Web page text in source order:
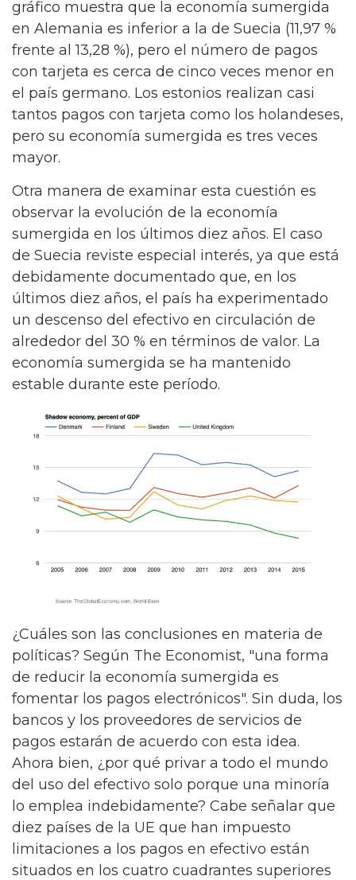
gráfico muestra que la economía sumergida
en Alemania es inferior a la de Suecia (11,97 %
frente al 13,28 %), pero el número de pagos
con tarjeta es cerca de cinco veces menor en
el país germano. Los estonios realizan casi
tantos pagos con tarjeta como los holandeses,
pero su economía sumergida es tres veces
mayor.
Otra manera de examinar esta cuestión es
observar la evolución de la economía
sumergida en los últimos diez años. El caso
de Suecia reviste especial interés, ya que está
debidamente documentado que, en los
últimos diez años, el país ha experimentado
un descenso del efectivo en circulación de
alrededor del 30 % en términos de valor. La
economía sumergida se ha mantenido
estable durante este período.
¿Cuáles son las conclusiones en materia de
políticas? Según The Economist, "una forma
de reducir la economía sumergida es
fomentar los pagos electrónicos". Sin duda, los
bancos y los proveedores de servicios de
pagos estarán de acuerdo con esta idea.
Ahora bien, ¿por qué privar a todo el mundo
del uso del efectivo solo porque una minoría
lo emplea indebidamente? Cabe señalar que
diez países de la UE que han impuesto
limitaciones a los pagos en efectivo están
situados en los cuatro cuadrantes superiores